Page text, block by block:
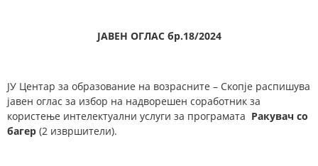
ЈАВЕН ОГЛАС бр.18/2024
ЈУ Центар за образование на возрасните – Скопје распишува
јавен оглас за избор на надворешен соработник за
користење интелектуални услуги за програмата Ракувач со
багер (2 извршители).